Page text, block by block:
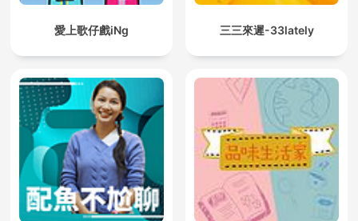
愛上歌仔戲iNg 三三來遲-33lately